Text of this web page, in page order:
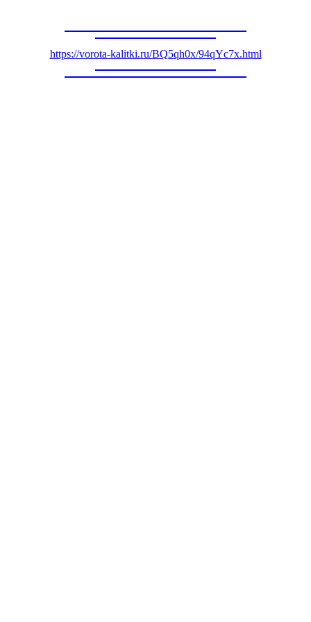
https://vorota-kalitki.ru/BQ5qh0x/94qYc7x.html